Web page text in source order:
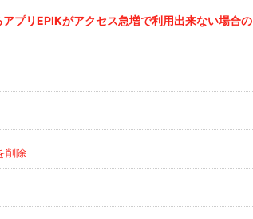
プリEPIKがアクセス急増で利用出来ない場合の
削除